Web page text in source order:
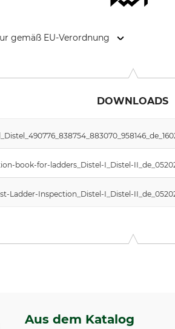
gemäß EU-Verordnung
DOWNLOADS
book-for-ladders_Distel-I_Distel-
Ladder-Inspection_Distel-I_Distel-
Aus dem Katalog